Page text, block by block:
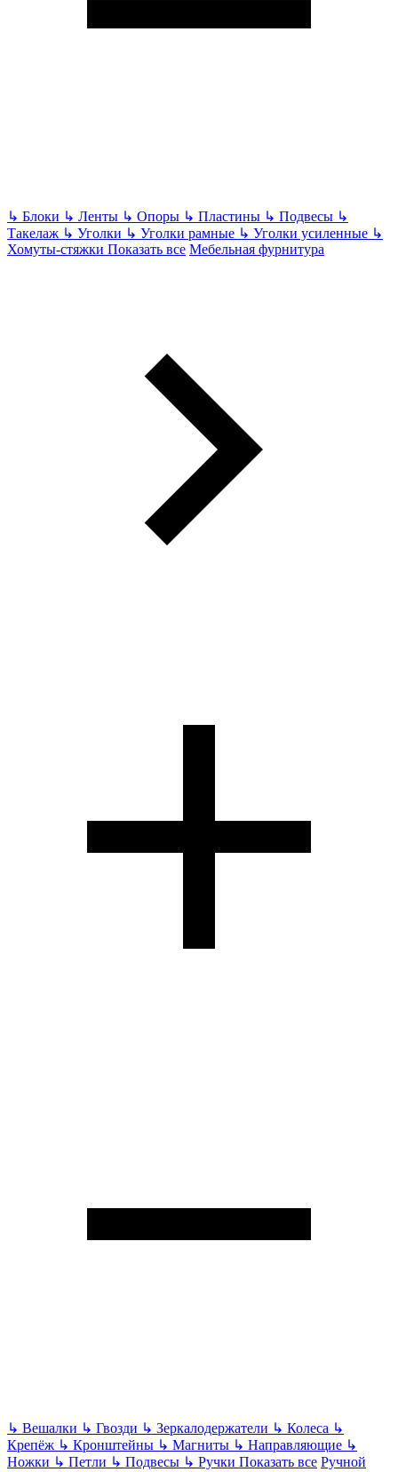
↳ Блоки ↳ Ленты ↳ Опоры ↳ Пластины ↳ Подвесы ↳
Такелаж ↳ Уголки ↳ Уголки рамные ↳ Уголки усиленные ↳
Хомуты-стяжки Показать все Мебельная фурнитура
↳ Вешалки ↳ Гвозди ↳ Зеркалодержатели ↳ Колеса ↳
Крепёж ↳ Кронштейны ↳ Магниты ↳ Направляющие ↳
Ножки ↳ Петли ↳ Подвесы ↳ Ручки Показать все Ручной